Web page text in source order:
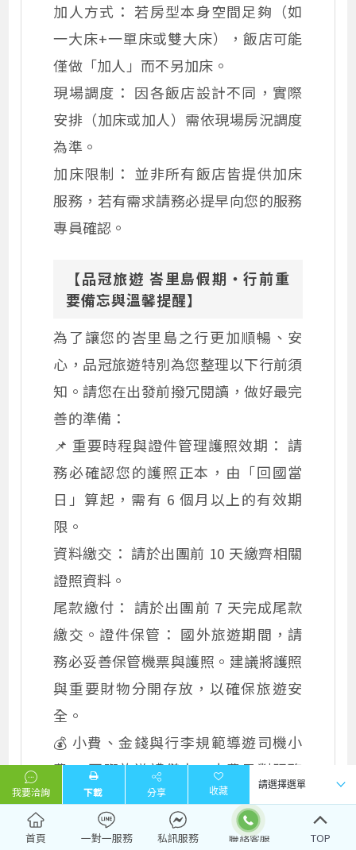
我要洽詢 下載 分享
加人方式： 若房型本身空間足夠（如
一大床+一單床或雙大床），飯店可能
僅做「加人」而不另加床。
現場調度： 因各飯店設計不同，實際
安排（加床或加人）需依現場房況調度
為準。
加床限制： 並非所有飯店皆提供加床
服務，若有需求請務必提早向您的服務
專員確認。
【品冠旅遊 峇里島假期・行前重
要備忘與溫馨提醒】
為了讓您的峇里島之行更加順暢、安
心，品冠旅遊特別為您整理以下行前須
知。請您在出發前撥冗閱讀，做好最完
善的準備：
📌 重要時程與證件管理護照效期： 請
務必確認您的護照正本，由「回國當
日」算起，需有 6 個月以上的有效期
限。
資料繳交： 請於出團前 10 天繳齊相關
證照資料。
尾款繳付： 請於出團前 7 天完成尾款
繳交。證件保管： 國外旅遊期間，請
務必妥善保管機票與護照。建議將護照
與重要財物分開存放，以確保旅遊安
全。
💰 小費、金錢與行李規範導遊司機小
費： 國際旅遊禮儀中，小費是對服務
人員辛勞的實質鼓勵。本行程建議每人
每天美金 10 元（五天行程共計美金 50
首頁 一對一服務 私訊服務 TOP